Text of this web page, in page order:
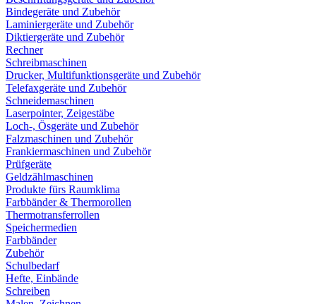
Bindegeräte und Zubehör
Laminiergeräte und Zubehör
Diktiergeräte und Zubehör
Rechner
Schreibmaschinen
Drucker, Multifunktionsgeräte und Zubehör
Telefaxgeräte und Zubehör
Schneidemaschinen
Laserpointer, Zeigestäbe
Loch-, Ösgeräte und Zubehör
Falzmaschinen und Zubehör
Frankiermaschinen und Zubehör
Prüfgeräte
Geldzählmaschinen
Produkte fürs Raumklima
Farbbänder & Thermorollen
Thermotransferrollen
Speichermedien
Farbbänder
Zubehör
Schulbedarf
Hefte, Einbände
Schreiben